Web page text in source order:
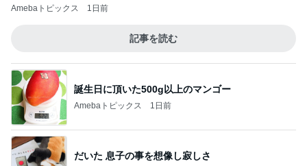
Amebaトピックス 1日前
記事を読む
誕生日に頂いた500g以上のマンゴー
Amebaトピックス 1日前
だいた 息子の事を想像し寂しさ